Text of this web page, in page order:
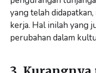
yang telah
kerja. Hal inilah yang
perubahan dalam